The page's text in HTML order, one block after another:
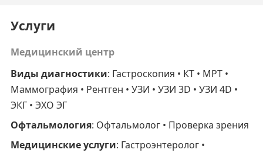
Услуги
Медицинский центр
Виды диагностики: Гастроскопия • КТ • МРТ •
Маммография • Рентген • УЗИ • УЗИ 3D • УЗИ 4D •
ЭКГ • ЭХО ЭГ
Офтальмология: Офтальмолог • Проверка зрения
Медицинские услуги: Гастроэнтеролог •